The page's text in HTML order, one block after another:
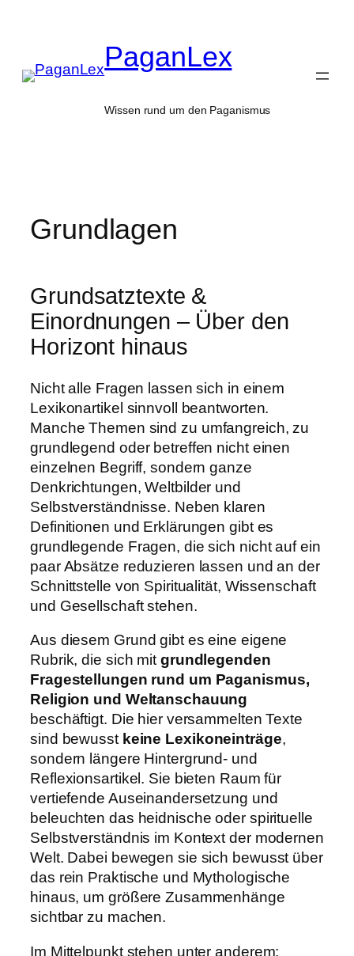
PaganLex
Wissen rund um den Paganismus
Grundlagen
Grundsatztexte &
Einordnungen – Über den
Horizont hinaus
Nicht alle Fragen lassen sich in einem
Lexikonartikel sinnvoll beantworten.
Manche Themen sind zu umfangreich, zu
grundlegend oder betreffen nicht einen
einzelnen Begriff, sondern ganze
Denkrichtungen, Weltbilder und
Selbstverständnisse. Neben klaren
Definitionen und Erklärungen gibt es
grundlegende Fragen, die sich nicht auf ein
paar Absätze reduzieren lassen und an der
Schnittstelle von Spiritualität, Wissenschaft
und Gesellschaft stehen.
Aus diesem Grund gibt es eine eigene
Rubrik, die sich mitgrundlegenden
Fragestellungen rund um Paganismus,
Religion und Weltanschauung
beschäftigt. Die hier versammelten Texte
sind bewusst keine Lexikoneinträge,
sondern längere Hintergrund- und
Reflexionsartikel. Sie bieten Raum für
vertiefende Auseinandersetzung und
beleuchten das heidnische oder spirituelle
Selbstverständnis im Kontext der modernen
Welt. Dabei bewegen sie sich bewusst über
das rein Praktische und Mythologische
hinaus, um größere Zusammenhänge
sichtbar zu machen.
Im Mittelpunkt stehen unter anderem: